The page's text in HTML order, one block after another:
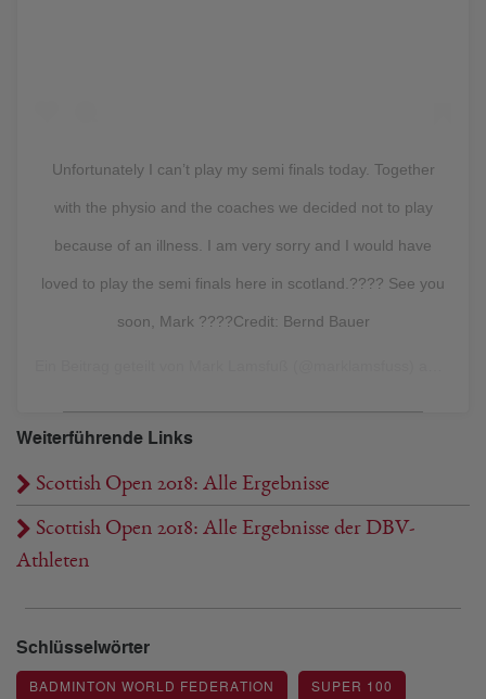
Unfortunately I can’t play my semi finals today. Together
with the physio and the coaches we decided not to play
because of an illness. I am very sorry and I would have
loved to play the semi finals here in scotland.???? See you
soon, Mark ????Credit: Bernd Bauer
Weiterführende Links
Scottish Open 2018: Alle Ergebnisse
Scottish Open 2018: Alle Ergebnisse der DBV-
Athleten
Schlüsselwörter
BADMINTON WORLD FEDERATION SUPER 100